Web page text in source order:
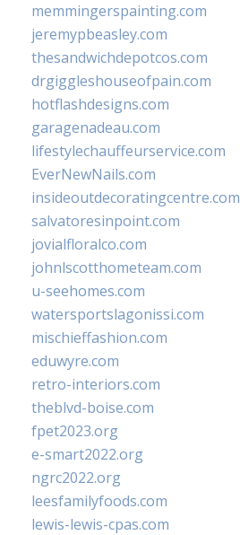
memmingerspainting.com
jeremypbeasley.com
thesandwichdepotcos.com
drgiggleshouseofpain.com
hotflashdesigns.com
garagenadeau.com
lifestylechauffeurservice.com
EverNewNails.com
insideoutdecoratingcentre.com
salvatoresinpoint.com
jovialfloralco.com
johnlscotthometeam.com
u-seehomes.com
watersportslagonissi.com
mischieffashion.com
eduwyre.com
retro-interiors.com
theblvd-boise.com
fpet2023.org
e-smart2022.org
ngrc2022.org
leesfamilyfoods.com
lewis-lewis-cpas.com